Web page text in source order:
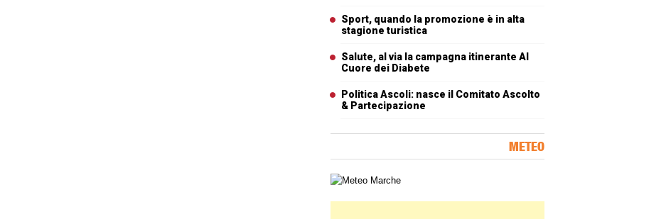
Sport, quando la promozione è in alta
stagione turistica
Salute, al via la campagna itinerante Al
Cuore dei Diabete
Politica Ascoli: nasce il Comitato Ascolto
& Partecipazione
METEO
Carta meteorologica delle Marche